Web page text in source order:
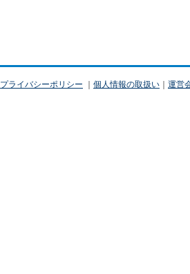
プライバシーポリシー ｜ 個人情報の取扱い ｜ 運営